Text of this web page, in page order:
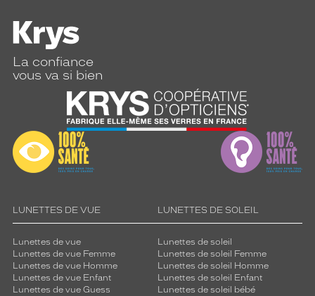
La confiance
vous va si bien
LUNETTES DE VUE
Lunettes de vue
Lunettes de vue Femme
Lunettes de vue Homme
Lunettes de vue Enfant
Lunettes de vue Guess
LUNETTES DE SOLEIL
Lunettes de soleil
Lunettes de soleil Femme
Lunettes de soleil Homme
Lunettes de soleil Enfant
Lunettes de soleil bébé